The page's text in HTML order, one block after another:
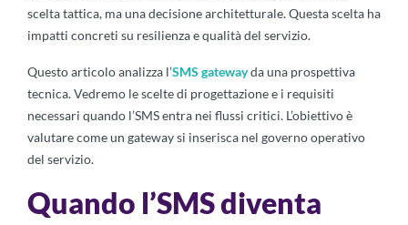
scelta tattica, ma una decisione architetturale. Questa scelta ha
impatti concreti su resilienza e qualità del servizio.
Questo articolo analizza l’SMS gatewayda una prospettiva
tecnica. Vedremo le scelte di progettazione e i requisiti
necessari quando l’SMS entra nei flussi critici. L’obiettivo è
valutare come un gateway si inserisca nel governo operativo
del servizio.
Quando l’SMS diventa